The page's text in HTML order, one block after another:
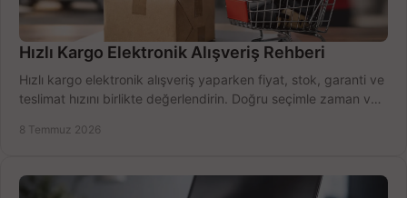
Hızlı Kargo Elektronik Alışveriş Rehberi
Hızlı kargo elektronik alışveriş yaparken fiyat, stok, garanti ve
teslimat hızını birlikte değerlendirin. Doğru seçimle zaman ve
8 Temmuz 2026